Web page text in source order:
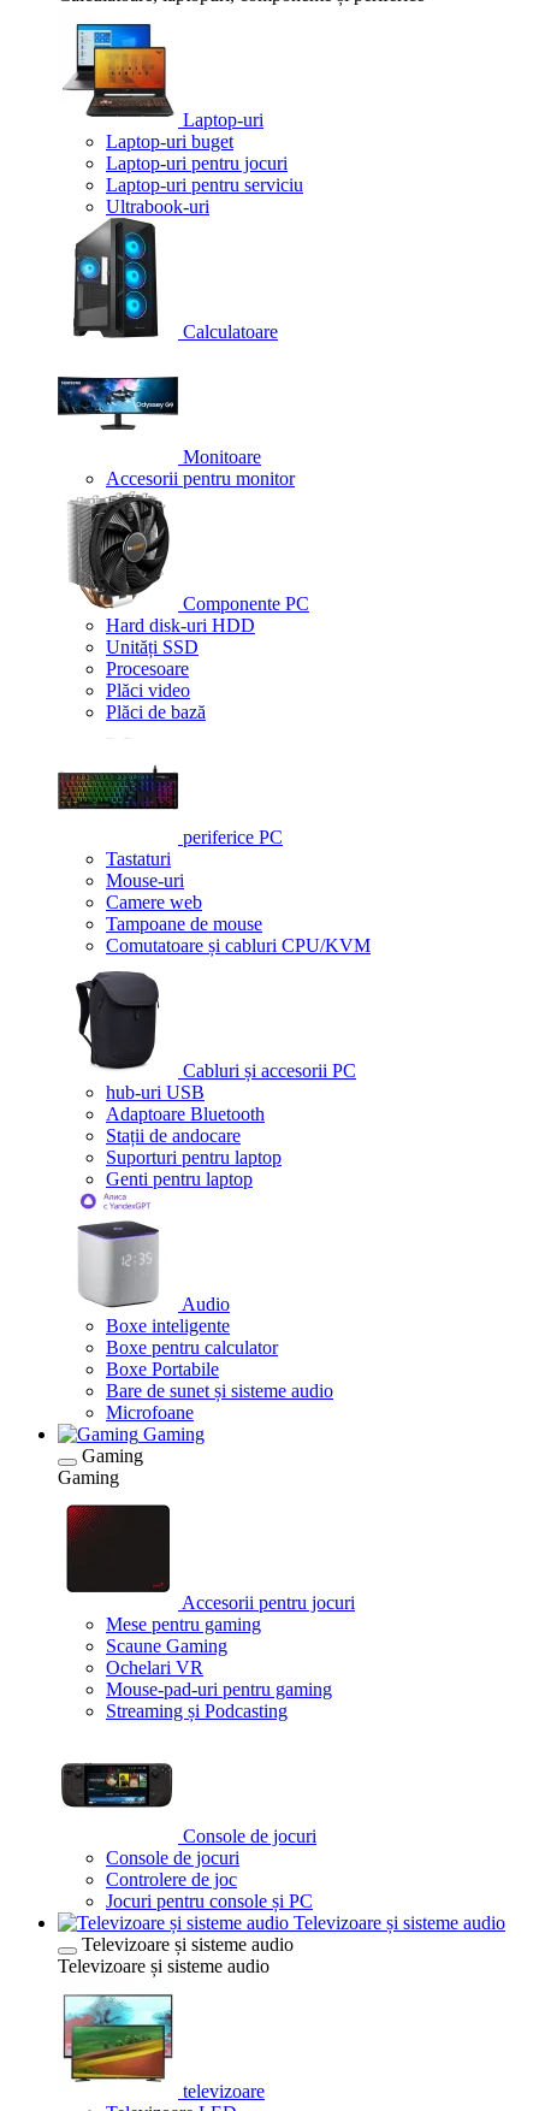
Laptop-uri
Laptop-uri buget
Laptop-uri pentru jocuri
Laptop-uri pentru serviciu
Ultrabook-uri
Calculatoare
Monitoare
Accesorii pentru monitor
Componente PC
Hard disk-uri HDD
Unități SSD
Procesoare
Plăci video
Plăci de bază
periferice PC
Tastaturi
Mouse-uri
Camere web
Tampoane de mouse
Comutatoare și cabluri CPU/KVM
Cabluri și accesorii PC
hub-uri USB
Adaptoare Bluetooth
Stații de andocare
Suporturi pentru laptop
Genti pentru laptop
Audio
Boxe inteligente
Boxe pentru calculator
Boxe Portabile
Bare de sunet și sisteme audio
Microfoane
Gaming
Gaming
Gaming
Accesorii pentru jocuri
Mese pentru gaming
Scaune Gaming
Ochelari VR
Mouse-pad-uri pentru gaming
Streaming și Podcasting
Console de jocuri
Console de jocuri
Controlere de joc
Jocuri pentru console și PC
Televizoare și sisteme audio
Televizoare și sisteme audio
Televizoare și sisteme audio
televizoare